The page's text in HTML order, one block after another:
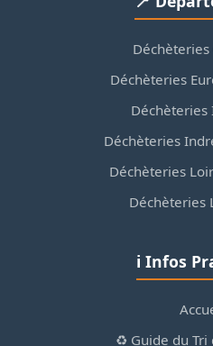
Déchèteries
Déchèteries
Déchèteries
Déchèteries
Déchèteries
Déchèteries
ℹ️ Infos
♻️ Guide du Tri